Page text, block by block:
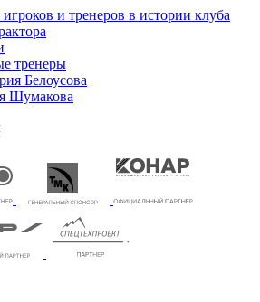
и тренеров в истории клуба
тренеры
Белоусова
Шумакова